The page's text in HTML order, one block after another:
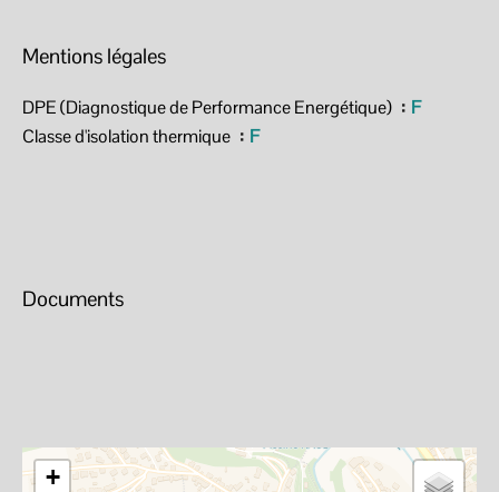
Mentions légales
DPE (Diagnostique de Performance Energétique)
F
Classe d'isolation thermique
F
Documents
+